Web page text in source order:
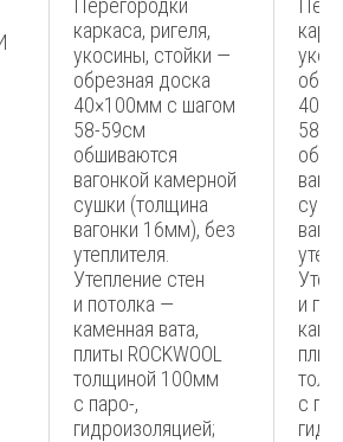
Перегородки
каркаса, ригеля,
укосины, стойки —
обрезная доска
40×100мм с шагом
58-59см
обшиваются
вагонкой камерной
сушки (толщина
вагонки 16мм), без
утеплителя.
Утепление стен
и потолка —
каменная вата,
плиты ROCKWOOL
толщиной 100мм
с паро-,
гидроизоляцией;
58-
и
с